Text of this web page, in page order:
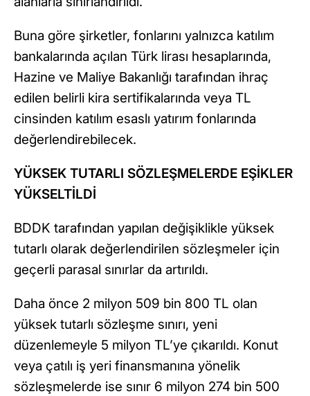
Buna göre şirketler, fonlarını yalnızca katılım
bankalarında açılan Türk lirası hesaplarında,
Hazine ve Maliye Bakanlığı tarafından ihraç
edilen belirli kira sertifikalarında veya TL
cinsinden katılım esaslı yatırım fonlarında
değerlendirebilecek.
YÜKSEK TUTARLI SÖZLEŞMELERDE EŞİKLER
YÜKSELTİLDİ
BDDK tarafından yapılan değişiklikle yüksek
tutarlı olarak değerlendirilen sözleşmeler için
geçerli parasal sınırlar da artırıldı.
Daha önce 2 milyon 509 bin 800 TL olan
yüksek tutarlı sözleşme sınırı, yeni
düzenlemeyle 5 milyon TL’ye çıkarıldı. Konut
veya çatılı iş yeri finansmanına yönelik
sözleşmelerde ise sınır 6 milyon 274 bin 500